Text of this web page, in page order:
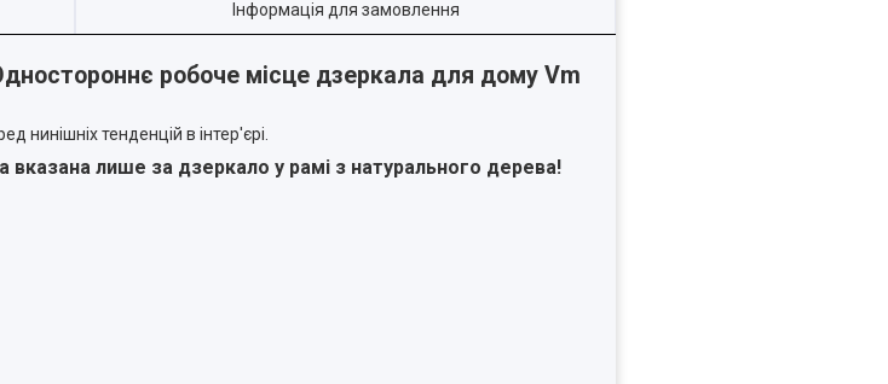
Інформація для замовлення
робоче місце дзеркала для дому Vm
нинішніх тенденцій в інтер'єрі.
вказана лише за дзеркало у рамі з натурального дерева!